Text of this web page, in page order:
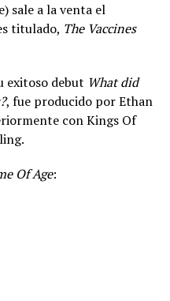
sale a la venta el
titulado, The Vaccines
exitoso debut What did
, fue producido por Ethan
con Kings Of
Of Age: